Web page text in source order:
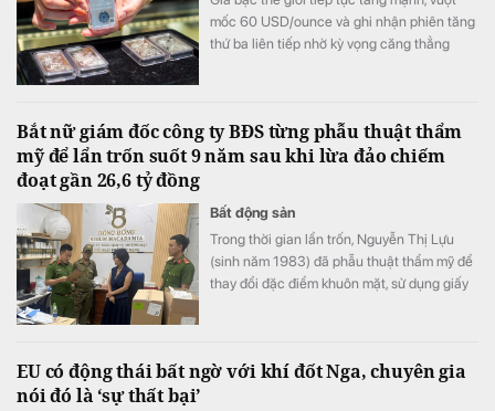
mốc 60 USD/ounce và ghi nhận phiên tăng
thứ ba liên tiếp nhờ kỳ vọng căng thẳng
Bắt nữ giám đốc công ty BĐS từng phẫu thuật thẩm
mỹ để lẩn trốn suốt 9 năm sau khi lừa đảo chiếm
đoạt gần 26,6 tỷ đồng
Bất động sản
Trong thời gian lẩn trốn, Nguyễn Thị Lựu
(sinh năm 1983) đã phẫu thuật thẩm mỹ để
thay đổi đặc điểm khuôn mặt, sử dụng giấy
tìm, lực lượng công an đã phát hiện và bắt
EU có động thái bất ngờ với khí đốt Nga, chuyên gia
nói đó là ‘sự thất bại’